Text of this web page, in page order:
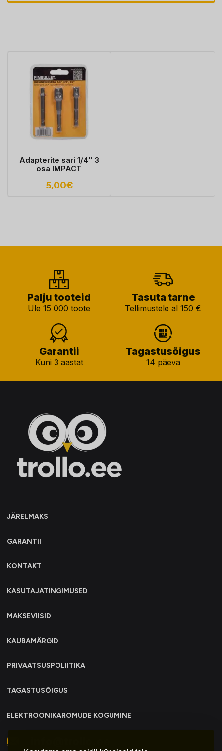
Adapterite sari 1/4" 3
osa IMPACT
5,00€
Palju tooteid
Üle 15 000 toote
Tasuta tarne
Tellimustele al 150 €
Garantii
Kuni 3 aastat
Tagastusõigus
14 päeva
JÄRELMAKS
GARANTII
KONTAKT
KASUTAJATINGIMUSED
MAKSEVIISID
KAUBAMÄRGID
PRIVAATSUSPOLIITIKA
TAGASTUSÕIGUS
ELEKTROONIKAROMUDE KOGUMINE